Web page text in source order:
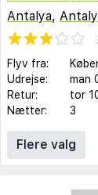
Antalya,
Flyv fra:
Udrejse:
man
Retur:
tor
Nætter:
3
Flere valg